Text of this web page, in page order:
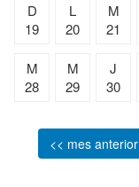
D
19
L
20
M
21
M
28
M
29
J
30
<< mes anterior